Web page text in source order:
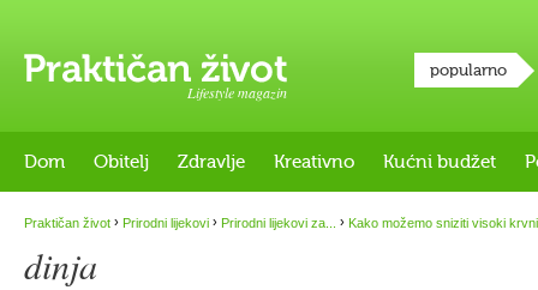
Lifestyle magazin
popularno
Dom Obitelj Zdravlje Kreativno Kućni budžet
Praktičan život › Prirodni lijekovi › Prirodni lijekovi za... › Kako možemo sniziti visoki
dinja